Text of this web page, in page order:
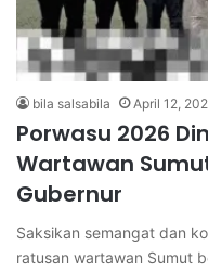
bila salsabila April 12,
Porwasu 2026
Wartawan
Gubernur
Saksikan semangat dan
ratusan wartawan Sumut